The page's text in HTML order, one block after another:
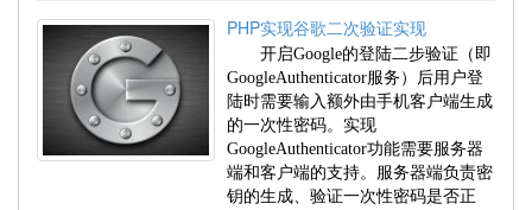
PHP实现谷歌二次验证实现
开启Google的登陆二步验证（即
GoogleAuthenticator服务）后用户登
陆时需要输入额外由手机客户端生成
的一次性密码。实现
GoogleAuthenticator功能需要服务器
端和客户端的支持。服务器端负责密
钥的生成、验证一次性密码是否正